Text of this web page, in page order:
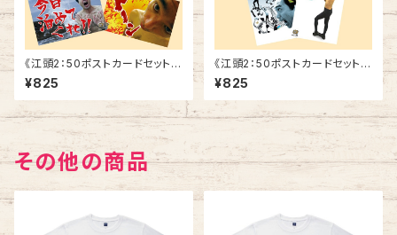
《江頭2：50ポストカードセット》
SCE-V3
¥825
《江頭2：50ポストカードセット》
SCE-V2
¥825
その他の商品